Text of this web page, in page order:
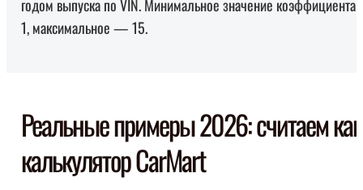
годом выпуска по VIN. Минимальное значение
1, максимальное — 15.
Реальные примеры 2026: считаем как
калькулятор CarMart